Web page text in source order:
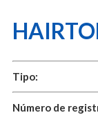
Tipo:
Número de